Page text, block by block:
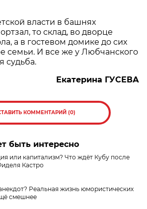
власти в башнях
то склад, во дворце
а в гостевом домике до сих
семьи. И все же у Любчанского
судьба.
Екатерина ГУСЕВА
КОММЕНТАРИЙ (0)
быть интересно
или капитализм? Что ждёт Кубу после
Кастро
Реальная жизнь юмористических
смешнее